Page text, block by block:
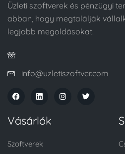
Üzleti szoftverek és pénzügyi
abban, hogy megtalálják
legjobb megoldásokat.
info@uzletiszoftver.com
Vásárlók
Szoftverek